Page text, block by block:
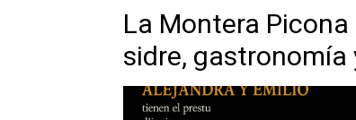
La Montera Picona
sidre,